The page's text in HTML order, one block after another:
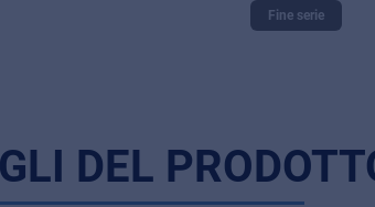
Fine serie
DEL